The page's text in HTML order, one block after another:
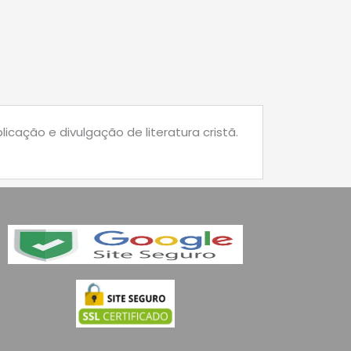
e divulgação de literatura cristã.